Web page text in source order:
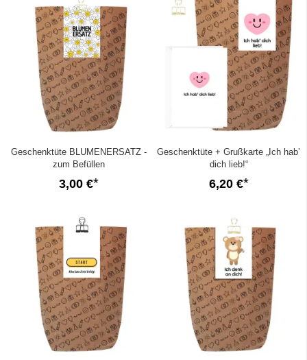
Geschenktüte BLUMENERSATZ -
zum Befüllen
3,00 €
Geschenktüte + Grußkarte „Ich hab’
dich lieb!“
6,20 €